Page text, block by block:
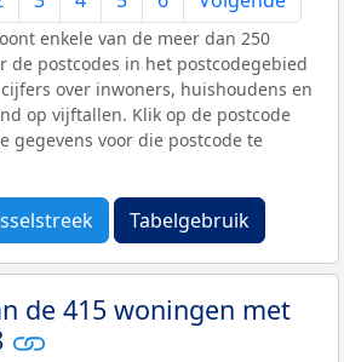
enkele van de meer dan 250
de postcodes in het postcodegebied
over inwoners, huishoudens en
op vijftallen. Klik op de postcode
gegevens voor die postcode te
Tabelgebruik
de 415 woningen met